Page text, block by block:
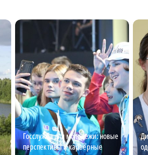
Госслужба для молодежи: новые
перспективы и карьерные